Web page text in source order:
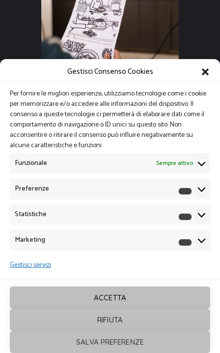
Gestisci Consenso Cookies
Per fornire le migliori esperienze, utilizziamo tecnologie come i cookie
per memorizzare e/o accedere alle informazioni del dispositivo. Il
consenso a queste tecnologie ci permetterà di elaborare dati come il
comportamento di navigazione o ID unici su questo sito. Non
acconsentire o ritirare il consenso può influire negativamente su
alcune caratteristiche e funzioni.
Funzionale
Sempre attivo
Preferenze
Statistiche
Marketing
Gestisci servizi
ACCETTA
RIFIUTA
SALVA PREFERENZE